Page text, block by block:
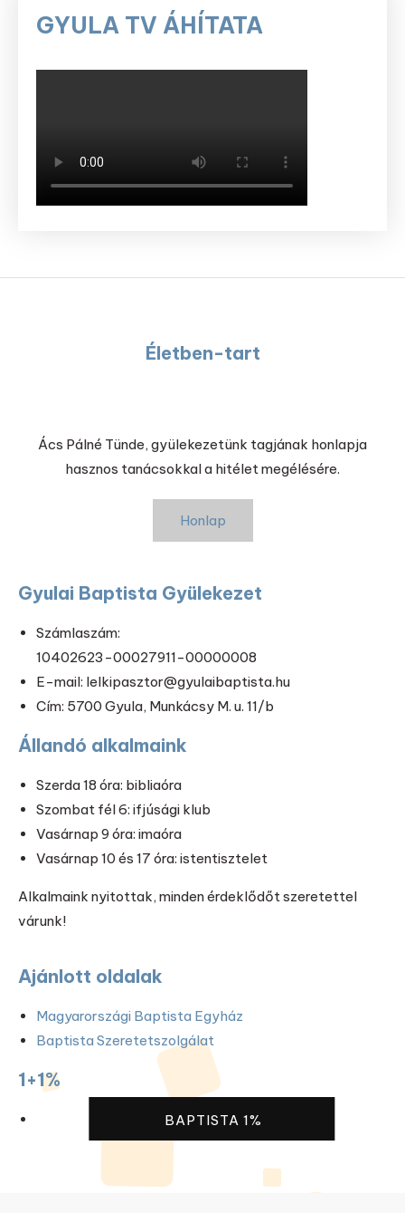
GYULA TV ÁHÍTATA
Életben-tart
Ács Pálné Tünde, gyülekezetünk tagjának honlapja
hasznos tanácsokkal a hitélet megélésére.
Honlap
Gyulai Baptista Gyülekezet
Számlaszám:
10402623-00027911-00000008
E-mail: lelkipasztor@gyulaibaptista.hu
Cím: 5700 Gyula, Munkácsy M. u. 11/b
Állandó alkalmaink
Szerda 18 óra: bibliaóra
Szombat fél 6: ifjúsági klub
Vasárnap 9 óra: imaóra
Vasárnap 10 és 17 óra: istentisztelet
Alkalmaink nyitottak, minden érdeklődőt szeretettel
várunk!
Ajánlott oldalak
Magyarországi Baptista Egyház
Baptista Szeretetszolgálat
1+1%
BAPTISTA 1%